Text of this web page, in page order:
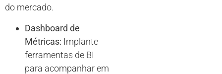
do mercado.
Dashboard de
Métricas: Implante
ferramentas de BI
para acompanhar em